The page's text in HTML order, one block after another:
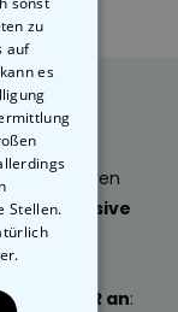
zu unseren
undexklusive
NEWSLETTER an:
zu
auf
es
Stellen.